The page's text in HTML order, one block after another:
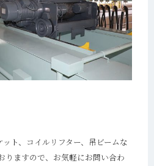
ト、コイルリフター、吊ビームな
りますので、お気軽にお問い合わ